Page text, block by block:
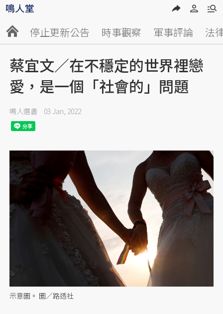
停止更新公告 時事觀察 軍事評論 法
蔡宜文／在不穩定的世界裡戀
愛，是一個「社會的」問題
鳴人選書 03 Jan, 2022
示意圖。 圖／路透社